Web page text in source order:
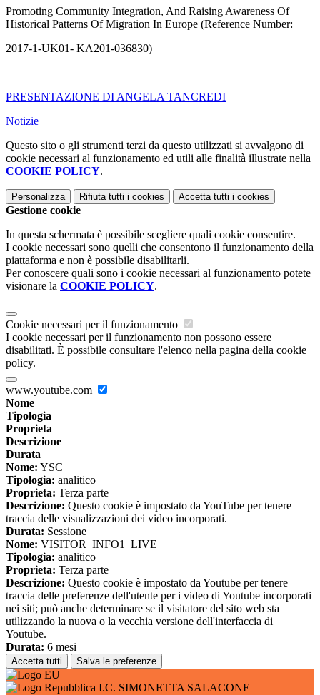
Promoting Community Integration, And Raising Awareness Of
Historical Patterns Of Migration In Europe (Reference Number:
2017-1-UK01- KA201-036830)
PRESENTAZIONE DI ANGELA TANCREDI
Notizie
Questo sito o gli strumenti terzi da questo utilizzati si avvalgono di
cookie necessari al funzionamento ed utili alle finalità illustrate nella
COOKIE POLICY.
Personalizza Rifiuta tutti i cookies Accetta tutti i cookies
Gestione cookie
In questa schermata è possibile scegliere quali cookie consentire.
I cookie necessari sono quelli che consentono il funzionamento della
piattaforma e non è possibile disabilitarli.
Per conoscere quali sono i cookie necessari al funzionamento potete
visionare la COOKIE POLICY.
Cookie necessari per il funzionamento
I cookie necessari per il funzionamento non possono essere
disabilitati. È possibile consultare l'elenco nella pagina della cookie
policy.
www.youtube.com
Nome
Tipologia
Proprieta
Descrizione
Durata
Nome: YSC
Tipologia: analitico
Proprieta: Terza parte
Descrizione: Questo cookie è impostato da YouTube per tenere
traccia delle visualizzazioni dei video incorporati.
Durata: Sessione
Nome: VISITOR_INFO1_LIVE
Tipologia: analitico
Proprieta: Terza parte
Descrizione: Questo cookie è impostato da Youtube per tenere
traccia delle preferenze dell'utente per i video di Youtube incorporati
nei siti; può anche determinare se il visitatore del sito web sta
utilizzando la nuova o la vecchia versione dell'interfaccia di
Youtube.
Durata: 6 mesi
Accetta tutti Salva le preferenze
I.C. SIMONETTA SALACONE